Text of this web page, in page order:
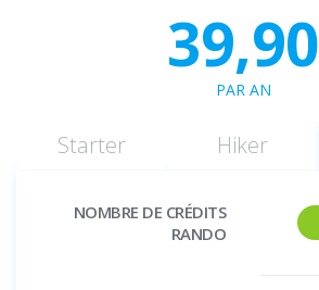
39,90
PAR AN
Starter Hiker
NOMBRE DE CRÉDITS
RANDO